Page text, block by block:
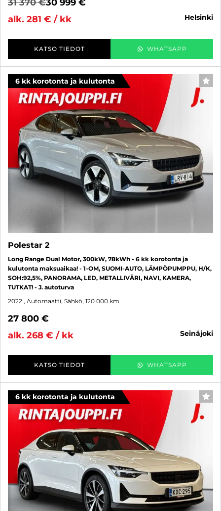
31 370 €30 999 €
alk. 281 € / kk
helsinki
KATSO TIEDOT WHATSAPP
6 kk korotonta ja kulutonta
Polestar 2
Long Range Dual Motor, 300kW, 78kWh - 6 kk korotonta ja
kulutonta maksuaikaa! - 1-OM, SUOMI-AUTO, LÄMPÖPUMPPU, H/K,
SOH:92,5%, PANORAMA, LED, METALLIVÄRI, NAVI, KAMERA,
TUTKAT! - J. autoturva
2022 , Automaatti, Sähkö, 120 000 km
27 800 €
alk. 268 € / kk
seinäjoki
KATSO TIEDOT WHATSAPP
6 kk korotonta ja kulutonta